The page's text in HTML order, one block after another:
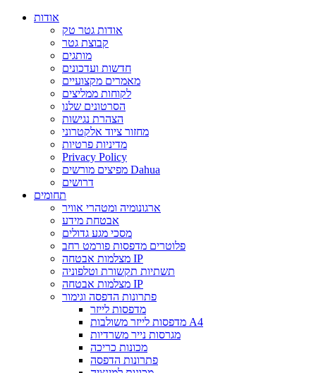
אודות
אודות גטר טק
קבוצת גטר
מותגים
חדשות ועדכונים
מאמרים מקצועיים
לקוחות ממליצים
הסרטונים שלנו
הצהרת נגישות
מחזור ציוד אלקטרוני
מדיניות פרטיות
Privacy Policy
מפיצים מורשים Dahua
דרושים
תחומים
ארגונומיה ומטהרי אוויר
אבטחת מידע
מסכי מגע גדולים
פלוטרים מדפסות פורמט רחב
מצלמות אבטחה IP
תשתיות תקשורת וטלפוניה
מצלמות אבטחה IP
פתרונות הדפסה וגימור
מדפסות לייזר
מדפסות לייזר משולבות A4
מגרסות נייר משרדיות
מכונות כריכה
פתרונות הדפסה